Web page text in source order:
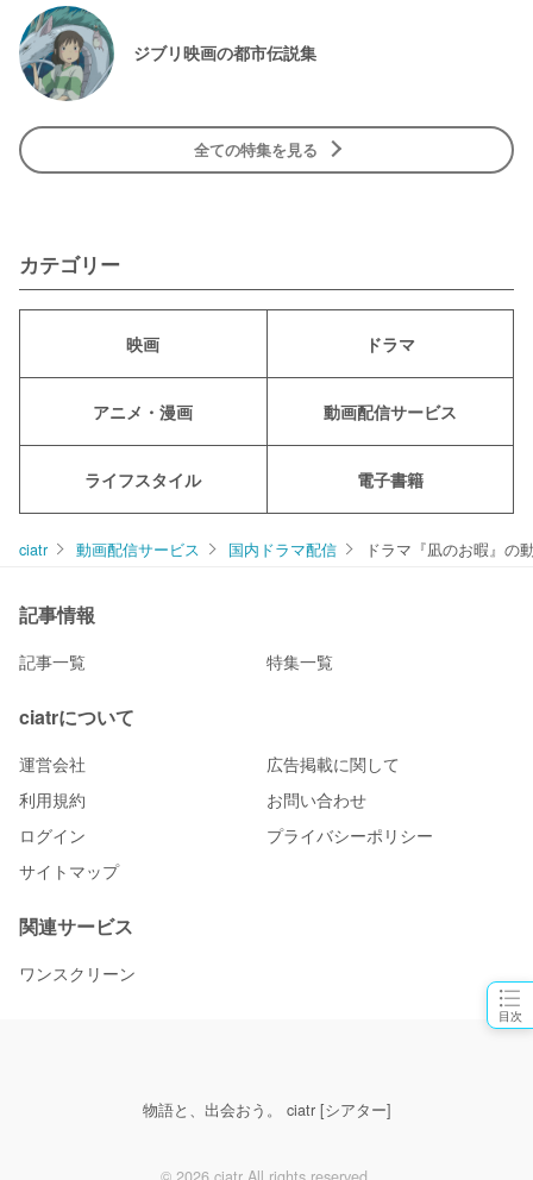
目次
ジブリ映画の都市伝説集
全ての特集を見る
カテゴリー
映画 ドラマ
アニメ・漫画 動画配信サービス
ライフスタイル 電子書籍
ciatr 動画配信サービス 国内ドラマ配信 ドラマ『凪のお暇』の
記事情報
記事一覧 特集一覧
ciatrについて
運営会社
広告掲載に関して
利用規約
お問い合わせ
ログイン
プライバシーポリシー
サイトマップ
関連サービス
ワンスクリーン
物語と、出会おう。 ciatr [シアター]